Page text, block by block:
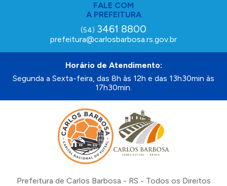
FALE COM
A PREFEITURA
(54) 3461 8800
prefeitura@carlosbarbosa.rs.gov.br
Horário de Atendimento:
Segunda a Sexta-feira, das 8h às 12h e das 13h30min às
17h30min.
Prefeitura de Carlos Barbosa - RS - Todos os Direitos